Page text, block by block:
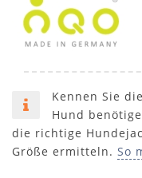
Kennen Sie
Hund
die richtige
Größe ermitteln. So